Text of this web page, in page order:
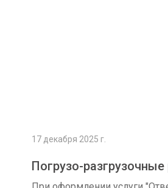
17 декабря 2025 г.
Погрузо-